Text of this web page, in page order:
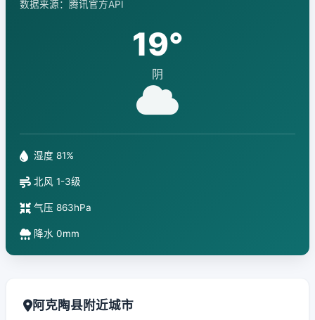
数据来源：腾讯官方API
19°
阴
湿度 81%
北风 1-3级
气压 863hPa
降水 0mm
阿克陶县附近城市